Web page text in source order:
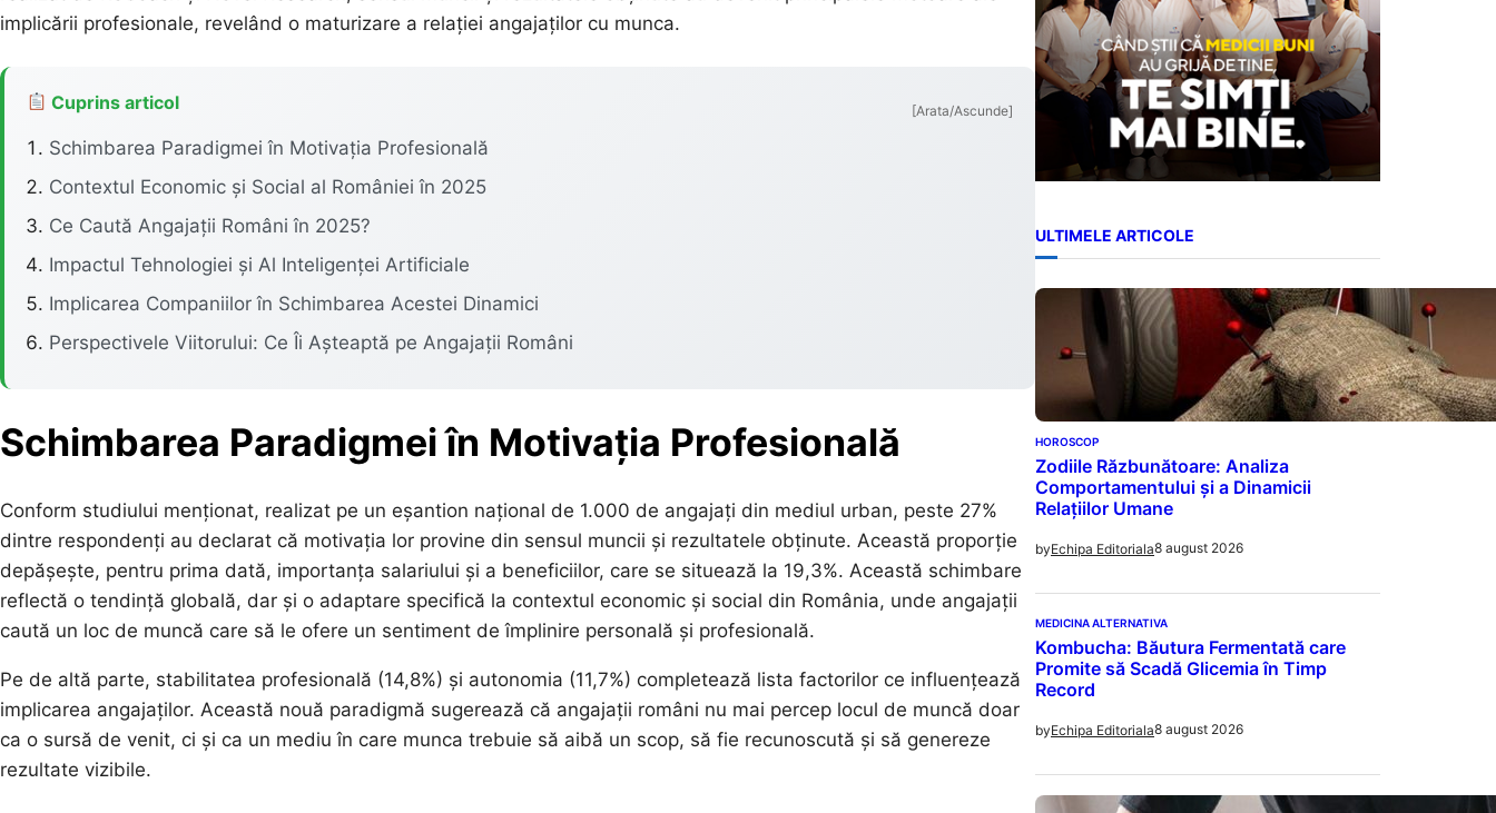
implicării profesionale, revelând o maturizare a relației angajaților cu munca.
Cuprins articol [Arata/Ascunde]
Schimbarea Paradigmei în Motivația Profesională
Contextul Economic și Social al României în 2025
Ce Caută Angajații Români în 2025?
Impactul Tehnologiei și Al Inteligenței Artificiale
Implicarea Companiilor în Schimbarea Acestei Dinamici
Perspectivele Viitorului: Ce Îi Așteaptă pe Angajații Români
Schimbarea Paradigmei în Motivația Profesională
Conform studiului menționat, realizat pe un eșantion național de 1.000 de angajați din mediul urban, peste 27%
dintre respondenți au declarat că motivația lor provine din sensul muncii și rezultatele obținute. Această proporție
depășește, pentru prima dată, importanța salariului și a beneficiilor, care se situează la 19,3%. Această schimbare
reflectă o tendință globală, dar și o adaptare specifică la contextul economic și social din România, unde angajații
caută un loc de muncă care să le ofere un sentiment de împlinire personală și profesională.
Pe de altă parte, stabilitatea profesională (14,8%) și autonomia (11,7%) completează lista factorilor ce influențează
implicarea angajaților. Această nouă paradigmă sugerează că angajații români nu mai percep locul de muncă doar
ca o sursă de venit, ci și ca un mediu în care munca trebuie să aibă un scop, să fie recunoscută și să genereze
rezultate vizibile.
ULTIMELE ARTICOLE
HOROSCOP
Zodiile Răzbunătoare: Analiza
Comportamentului și a Dinamicii
Relațiilor Umane
byEchipa Editoriala8 august 2026
MEDICINA ALTERNATIVA
Kombucha: Băutura Fermentată care
Promite să Scadă Glicemia în Timp
Record
byEchipa Editoriala8 august 2026